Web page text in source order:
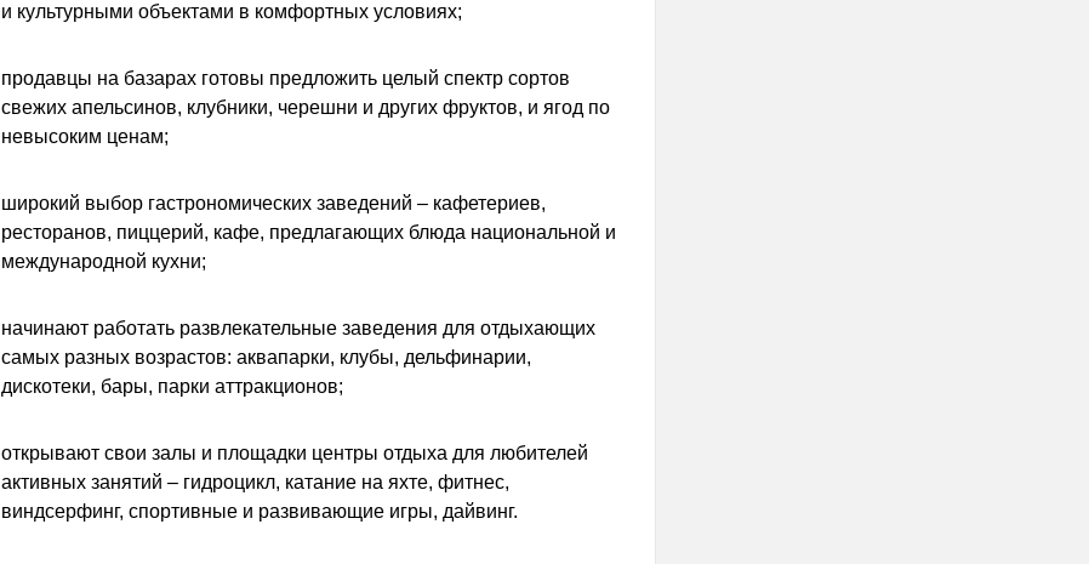
и культурными объектами в комфортных условиях;
продавцы на базарах готовы предложить целый спектр сортов
свежих апельсинов, клубники, черешни и других фруктов, и ягод по
невысоким ценам;
широкий выбор гастрономических заведений – кафетериев,
ресторанов, пиццерий, кафе, предлагающих блюда национальной и
международной кухни;
начинают работать развлекательные заведения для отдыхающих
самых разных возрастов: аквапарки, клубы, дельфинарии,
дискотеки, бары, парки аттракционов;
открывают свои залы и площадки центры отдыха для любителей
активных занятий – гидроцикл, катание на яхте, фитнес,
виндсерфинг, спортивные и развивающие игры, дайвинг.